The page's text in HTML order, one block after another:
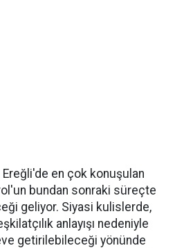
Ereğli'de en çok konuşulan
bundan sonraki süreçte
geliyor. Siyasi kulislerde,
anlayışı nedeniyle
getirilebileceği yönünde